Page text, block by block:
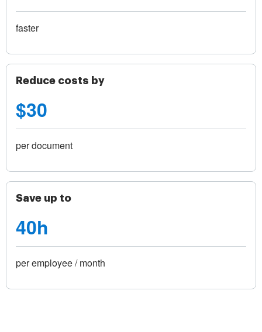
faster
Reduce costs by
$30
per document
Save up to
40h
per employee / month